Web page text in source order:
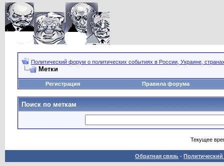
Политический форум о политических событиях в России, Украине,
Метки
Регистрация Правила форума
Поиск по меткам
Текущее
Обратная связь -